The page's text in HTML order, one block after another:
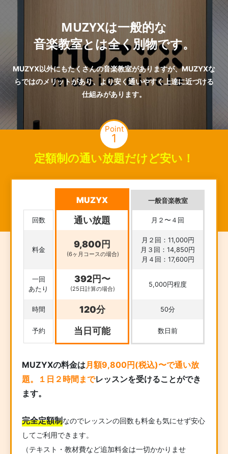
MUZYXは一般的な
音楽教室とは全く別物です。
MUZYX以外にもたくさんの音楽教室がありますが、MUZYXな
らではのメリットがあり、より安く通いやすく上達に近づける
仕組みがあります。
Point
1
定額制の通い放題だけど安い！
MUZYX 一般音楽教室
回数 通い放題 月２〜４回
料金
9,800円
(6ヶ月コースの場合)
月２回：11,000円
月３回：14,850円
月４回：17,600円
一回
あたり
392円〜
(25日計算の場合)
5,000円程度
時間 120分 50分
予約 当日可能 数日前
MUZYXの料金は 月額9,800円(税込)〜で通い放
題。１日２時間までレッスンを受けることができ
ます。
完全定額制なのでレッスンの回数も料金も気にせず安心
してご利用できます。
（テキスト・教材費など追加料金は一切かかりませ